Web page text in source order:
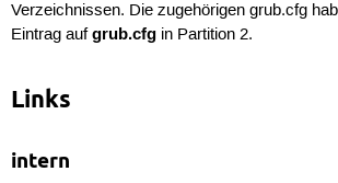
Verzeichnissen. Die zugehörigen grub.cfg
Eintrag aufgrub.cfgin Partition 2.
Links
intern